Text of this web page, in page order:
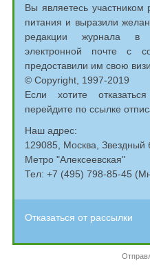
Вы являетесь участником
питания и выразили
редакции журнала в
электронной почте с
предоставили им свою
© Copyright, 1997-2019
Если хотите
перейдите по ссылке
Наш адрес:
129085, Москва, Звездный
Метро "Алексеевская"
Тел: +7 (495) 798-85-45
Отказаться от рассылки